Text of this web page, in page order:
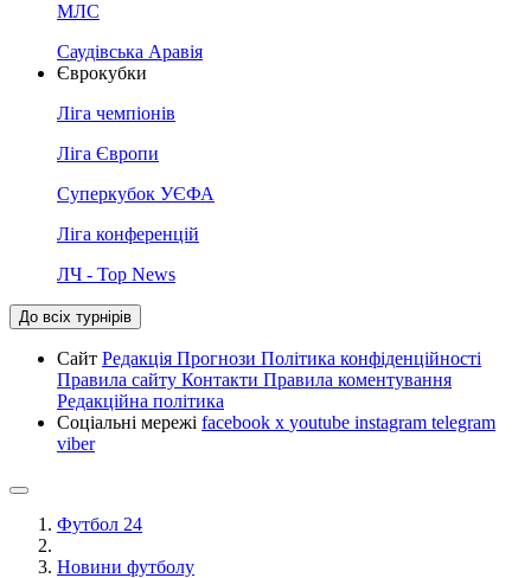
МЛС
Саудівська Аравія
Єврокубки
Ліга чемпіонів
Ліга Європи
Суперкубок УЄФА
Ліга конференцій
ЛЧ - Top News
До всіх турнірів
Сайт Редакція Прогнози Політика конфіденційності
Правила сайту Контакти Правила коментування
Редакційна політика
Соціальні мережі facebook x youtube instagram telegram
viber
Футбол 24
Новини футболу